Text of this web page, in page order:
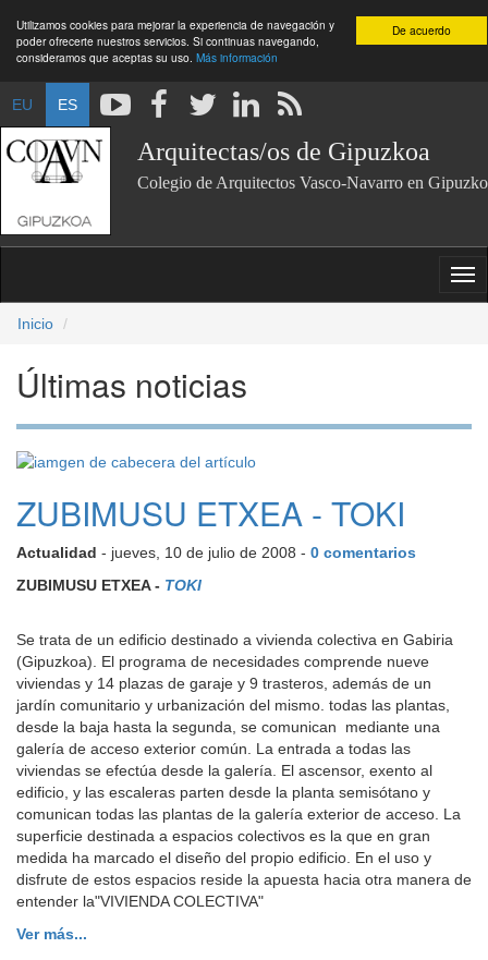
De acuerdo
Utilizamos cookies para mejorar la experiencia de navegación y
poder ofrecerte nuestros servicios. Si continuas navegando,
consideramos que aceptas su uso. Más información
EU ES
Arquitectas/os de Gipuzkoa
Colegio de Arquitectos Vasco-Navarro en
Inicio
Últimas noticias
ZUBIMUSU ETXEA - TOKI
Actualidad - jueves, 10 de julio de 2008 - 0 comentarios
ZUBIMUSU ETXEA - TOKI
Se trata de un edificio destinado a vivienda colectiva en Gabiria
(Gipuzkoa). El programa de necesidades comprende nueve
viviendas y 14 plazas de garaje y 9 trasteros, además de un
jardín comunitario y urbanización del mismo. todas las plantas,
desde la baja hasta la segunda, se comunican mediante una
galería de acceso exterior común. La entrada a todas las
viviendas se efectúa desde la galería. El ascensor, exento al
edificio, y las escaleras parten desde la planta semisótano y
comunican todas las plantas de la galería exterior de acceso. La
superficie destinada a espacios colectivos es la que en gran
medida ha marcado el diseño del propio edificio. En el uso y
disfrute de estos espacios reside la apuesta hacia otra manera de
entender la"VIVIENDA COLECTIVA"
Ver más...